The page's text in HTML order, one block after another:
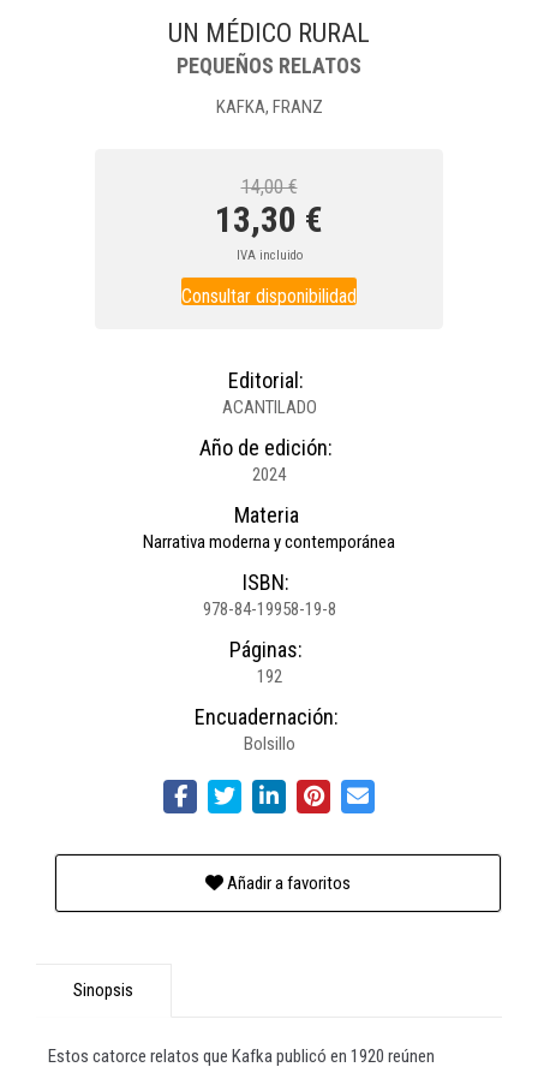
UN MÉDICO RURAL
PEQUEÑOS RELATOS
KAFKA, FRANZ
14,00 €
13,30 €
IVA incluido
Consultar disponibilidad
Editorial:
ACANTILADO
Año de edición:
2024
Materia
Narrativa moderna y contemporánea
ISBN:
978-84-19958-19-8
Páginas:
192
Encuadernación:
Bolsillo
Añadir a favoritos
Sinopsis
Estos catorce relatos que Kafka publicó en 1920 reúnen